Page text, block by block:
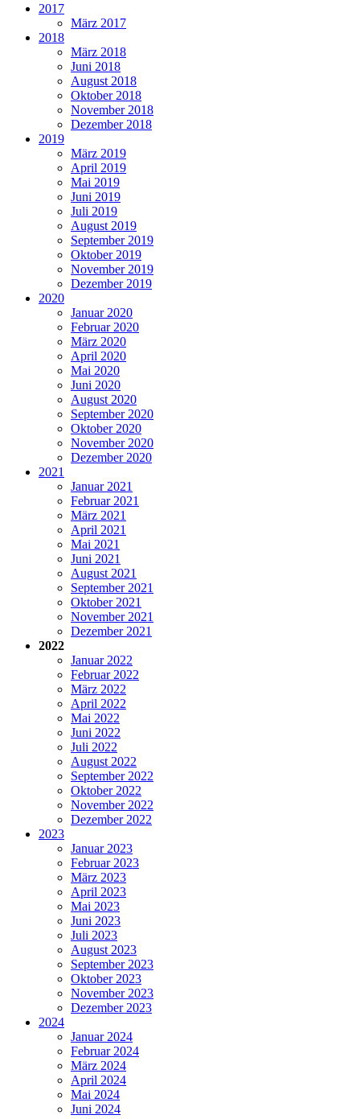
2017
März 2017
2018
März 2018
Juni 2018
August 2018
Oktober 2018
November 2018
Dezember 2018
2019
März 2019
April 2019
Mai 2019
Juni 2019
Juli 2019
August 2019
September 2019
Oktober 2019
November 2019
Dezember 2019
2020
Januar 2020
Februar 2020
März 2020
April 2020
Mai 2020
Juni 2020
August 2020
September 2020
Oktober 2020
November 2020
Dezember 2020
2021
Januar 2021
Februar 2021
März 2021
April 2021
Mai 2021
Juni 2021
August 2021
September 2021
Oktober 2021
November 2021
Dezember 2021
2022
Januar 2022
Februar 2022
März 2022
April 2022
Mai 2022
Juni 2022
Juli 2022
August 2022
September 2022
Oktober 2022
November 2022
Dezember 2022
2023
Januar 2023
Februar 2023
März 2023
April 2023
Mai 2023
Juni 2023
Juli 2023
August 2023
September 2023
Oktober 2023
November 2023
Dezember 2023
2024
Januar 2024
Februar 2024
März 2024
April 2024
Mai 2024
Juni 2024